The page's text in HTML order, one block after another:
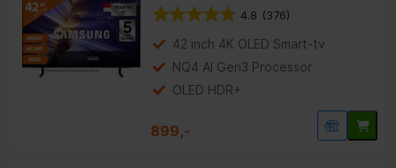
4.8 (376)
42 inch 4K OLED Smart-tv
NQ4 AI Gen3 Processor
OLED HDR+
899,-